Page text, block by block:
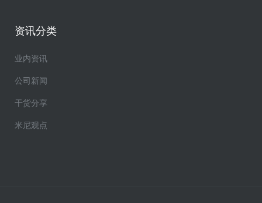
资讯分类
业内资讯
公司新闻
干货分享
米尼观点